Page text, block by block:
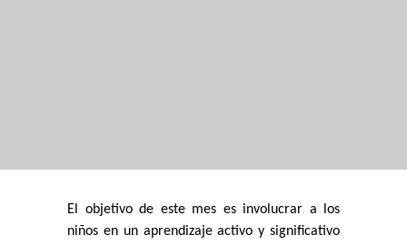
El objetivo de este mes es involucrar a los
niños en un aprendizaje activo y significativo